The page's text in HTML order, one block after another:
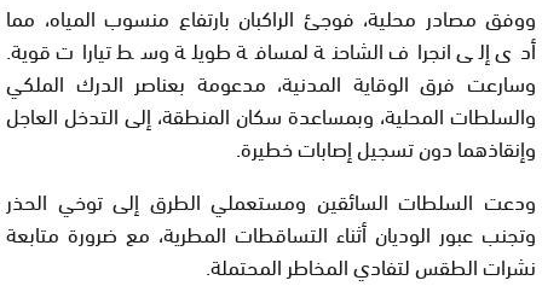
ووفق مصادر محلية، فوجئ الراكبان بارتفاع منسوب المياه، مما
أدى إلى انجراف الشاحنة لمسافة طويلة وسط تيارات قوية.
وسارعت فرق الوقاية المدنية، مدعومة بعناصر الدرك الملكي
والسلطات المحلية، وبمساعدة سكان المنطقة، إلى التدخل العاجل
وإنقاذهما دون تسجيل إصابات خطيرة.
ودعت السلطات السائقين ومستعملي الطرق إلى توخي الحذر
وتجنب عبور الوديان أثناء التساقطات المطرية، مع ضرورة متابعة
نشرات الطقس لتفادي المخاطر المحتملة.